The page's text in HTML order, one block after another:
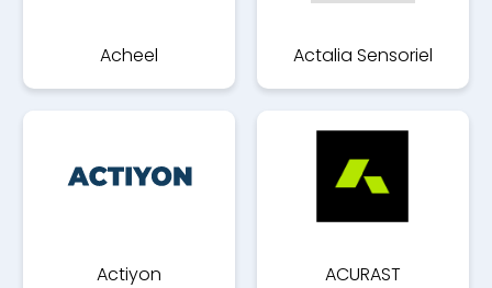
Acheel Actalia Sensoriel
Actiyon ACURAST